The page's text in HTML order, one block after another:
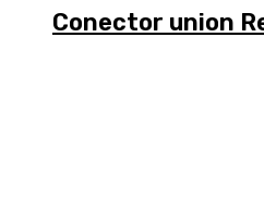
Conector union